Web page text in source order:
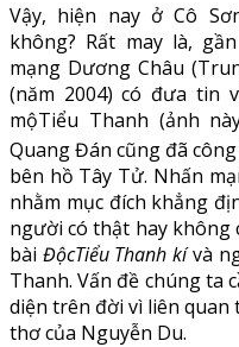
Vậy, hiện nay ở Cô
không? Rất may là,
mạng Dương Châu
(năm 2004) có đưa tin
mộTiểu Thanh (ảnh
Quang Đán cũng đã
bên hồ Tây Tử. Nhấn
nhằm mục đích khẳng
người có thật hay không
bài ĐộcTiểu Thanh kívà
Thanh. Vấn đề chúng ta
diện trên đời vì liên quan
thơ của Nguyễn Du.